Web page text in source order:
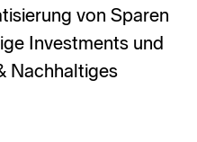
von Sparen
Investments und
Nachhaltiges